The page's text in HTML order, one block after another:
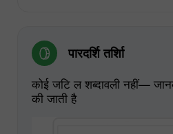
पारदर्शि तर्शिा
कोई जटि ल शब्दावली नहीं—
की जाती है